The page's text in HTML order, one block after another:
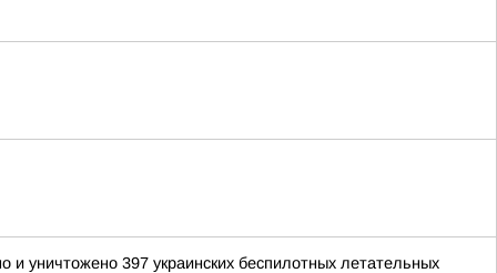
уничтожено 397 украинских беспилотных летательных